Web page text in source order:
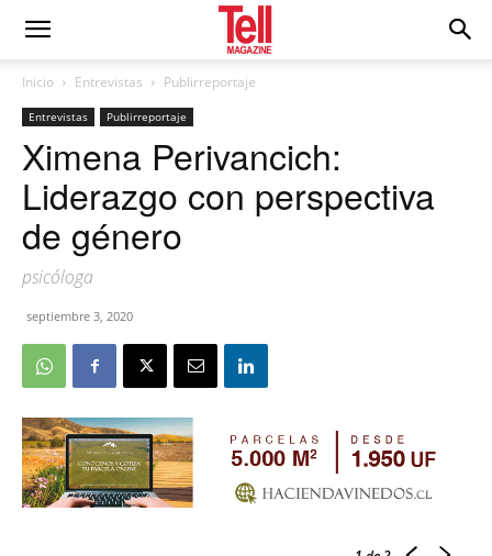
Inicio Entrevistas Publirreportaje
Entrevistas Publirreportaje
Ximena Perivancich:
Liderazgo con perspectiva
de género
psicóloga
septiembre 3, 2020